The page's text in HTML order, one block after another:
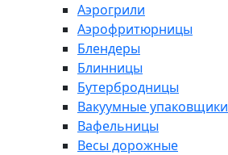
Аэрогрили
Аэрофритюрницы
Блендеры
Блинницы
Бутербродницы
Вакуумные упаковщики
Вафельницы
Весы дорожные